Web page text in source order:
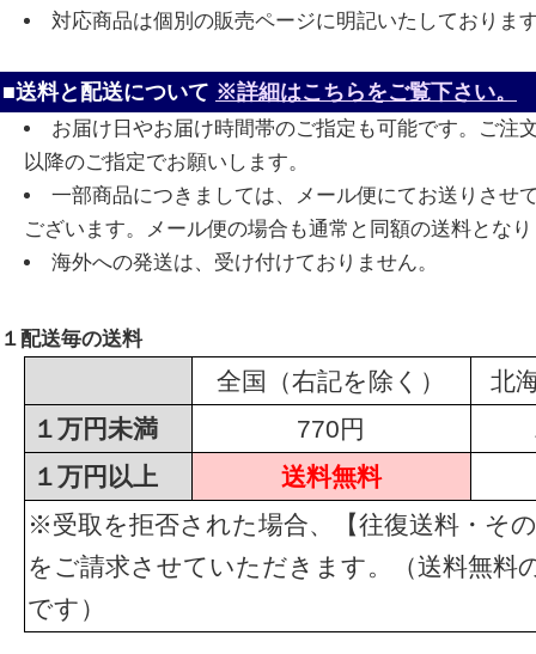
対応商品は個別の販売ページに明記いたしておりま
■送料と配送について ※詳細はこちらをご覧下さい。
お届け日やお届け時間帯のご指定も可能です。ご注
以降のご指定でお願いします。
一部商品につきましては、メール便にてお送りさせ
ございます。メール便の場合も通常と同額の送料とな
海外への発送は、受け付けておりません。
１配送毎の送料
全国（右記を除く）
北
１万円未満
770円
１万円以上
送料無料
※受取を拒否された場合、【往復送料・そ
をご請求させていただきます。（送料無料
です）